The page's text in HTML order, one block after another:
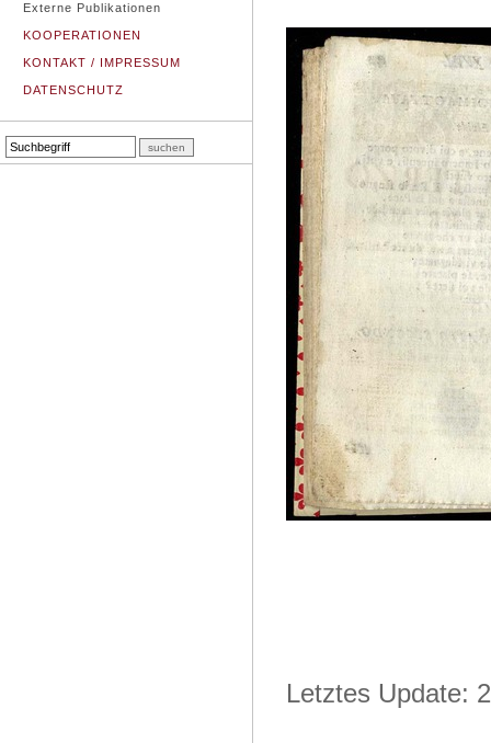
Externe Publikationen
KOOPERATIONEN
KONTAKT / IMPRESSUM
DATENSCHUTZ
Letztes Update: